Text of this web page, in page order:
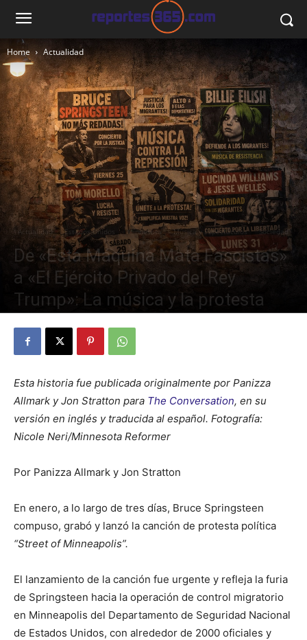
Home Actualidad
Actualidad Estados Unidos Minnesota Música y Espectáculos Sociedad
De «Esta Máquina Mata Fascistas»
a «El Ejército Privado del Rey
Trump»: La música y la protesta
Esta historia fue publicada originalmente por Panizza
Allmark y Jon Stratton para The Conversation, en su
versión en inglés y traducida al español. Fotografía:
Nicole Neri/Minnesota Reformer
Por Panizza Allmark y Jon Stratton
En enero, a lo largo de tres días, Bruce Springsteen
compuso, grabó y lanzó la canción de protesta política
“Street of Minneapolis”.
El lanzamiento de la canción fue urgente y refleja la furia
de Springsteen hacia la operación de control migratorio
en Minneapolis del Departamento de Seguridad Nacional
de Estados Unidos, con alrededor de 2000 oficiales y